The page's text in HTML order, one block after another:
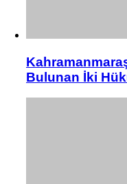
Bulunan İki